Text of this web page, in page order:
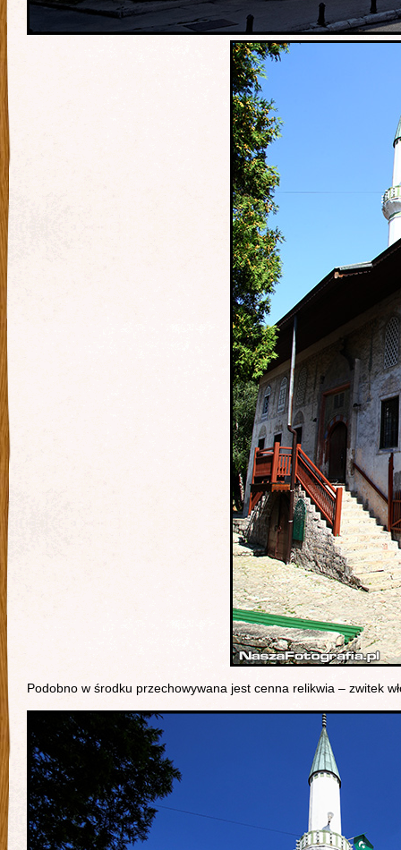
Podobno w środku przechowywana jest cenna relikwia – zwitek